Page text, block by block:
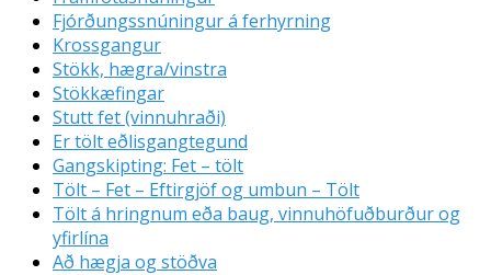
Fjórðungssnúningur á ferhyrning
Krossgangur
Stökk, hægra/vinstra
Stökkæfingar
Stutt fet (vinnuhraði)
Er tölt eðlisgangtegund
Gangskipting: Fet – tölt
Tölt – Fet – Eftirgjöf og umbun – Tölt
Tölt á hringnum eða baug, vinnuhöfuðburður og
yfirlína
Að hægja og stöðva